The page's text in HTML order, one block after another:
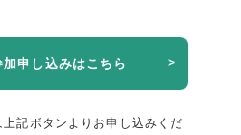
加申し込みはこちら
記ボタンよりお申し込みくだ